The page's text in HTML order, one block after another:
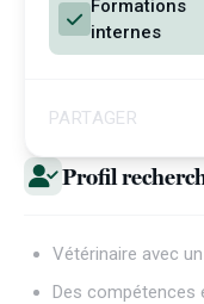
Profil
Vétérinaire avec
Des compétences
Formations
internes
PARTAGER